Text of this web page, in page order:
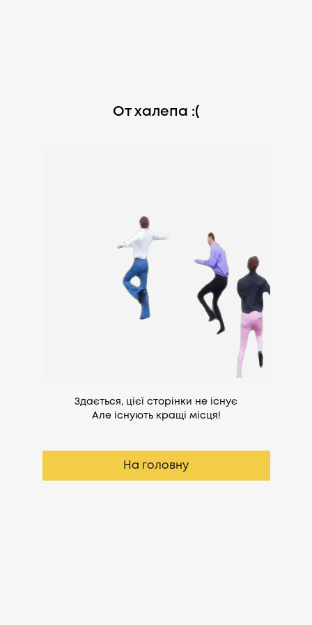
От халепа :(
Здається, цієї сторінки не існує
Але існують кращі місця!
На головну